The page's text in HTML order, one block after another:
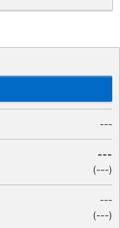
---
---
(---)
---
(---)